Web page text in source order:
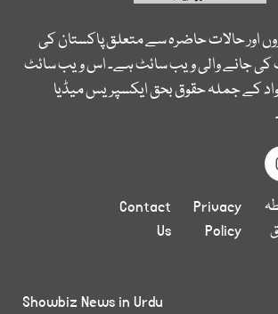
اور حالات حاضرہ سے متعلق پاکستان کی
جانے والی ویب سائٹ ہے۔ اس ویب سائٹ
کے جملہ حقوق بحق ایکسپریس میڈیا
Privacy
Policy
Contact
Us
Showbiz News in Urdu